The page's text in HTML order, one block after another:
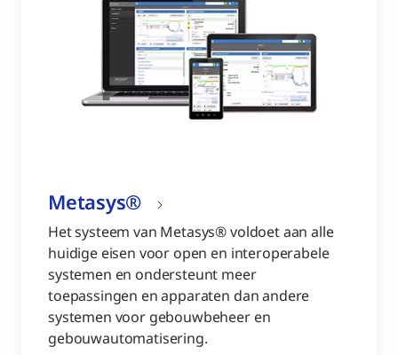
Metasys®
Het systeem van Metasys® voldoet aan alle
huidige eisen voor open en interoperabele
systemen en ondersteunt meer
toepassingen en apparaten dan andere
systemen voor gebouwbeheer en
gebouwautomatisering.